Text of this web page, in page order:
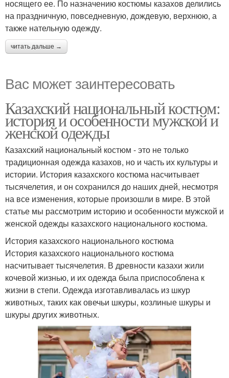
носящего ее. По назначению костюмы казахов делились
на праздничную, повседневную, дождевую, верхнюю, а
также нательную одежду.
читать дальше →
Вас может заинтересовать
Казахский национальный костюм:
история и особенности мужской и
женской одежды
Казахский национальный костюм - это не только
традиционная одежда казахов, но и часть их культуры и
истории. История казахского костюма насчитывает
тысячелетия, и он сохранился до наших дней, несмотря
на все изменения, которые произошли в мире. В этой
статье мы рассмотрим историю и особенности мужской и
женской одежды казахского национального костюма.
История казахского национального костюма
История казахского национального костюма
насчитывает тысячелетия. В древности казахи жили
кочевой жизнью, и их одежда была приспособлена к
жизни в степи. Одежда изготавливалась из шкур
животных, таких как овечьи шкуры, козлиные шкуры и
шкуры других животных.